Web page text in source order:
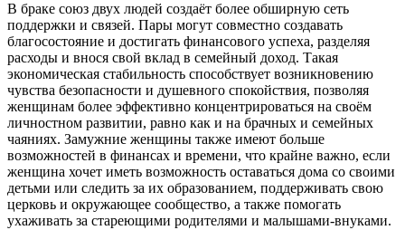
В браке союз двух людей создаёт более обширную сеть
поддержки и связей. Пары могут совместно создавать
благосостояние и достигать финансового успеха, разделяя
расходы и внося свой вклад в семейный доход. Такая
экономическая стабильность способствует возникновению
чувства безопасности и душевного спокойствия, позволяя
женщинам более эффективно концентрироваться на своём
личностном развитии, равно как и на брачных и семейных
чаяниях. Замужние женщины также имеют больше
возможностей в финансах и времени, что крайне важно, если
женщина хочет иметь возможность оставаться дома со своими
детьми или следить за их образованием, поддерживать свою
церковь и окружающее сообщество, а также помогать
ухаживать за стареющими родителями и малышами-внуками.